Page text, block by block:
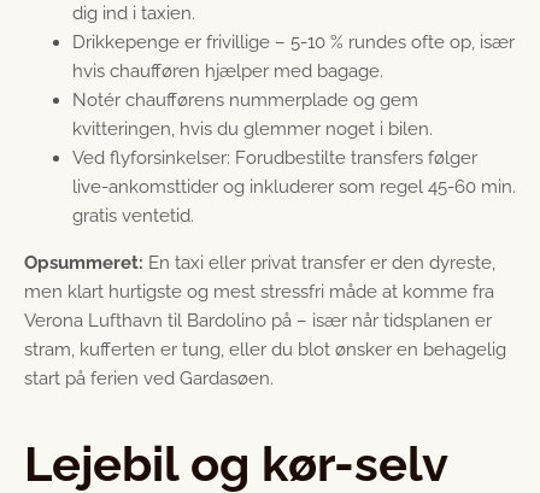
dig ind i taxien.
Drikkepenge er frivillige – 5-10 % rundes ofte op, især
hvis chaufføren hjælper med bagage.
Notér chaufførens nummerplade og gem
kvitteringen, hvis du glemmer noget i bilen.
Ved flyforsinkelser: Forudbestilte transfers følger
live-ankomsttider og inkluderer som regel 45-60 min.
gratis ventetid.
Opsummeret: En taxi eller privat transfer er den dyreste,
men klart hurtigste og mest stressfri måde at komme fra
Verona Lufthavn til Bardolino på – især når tidsplanen er
stram, kufferten er tung, eller du blot ønsker en behagelig
start på ferien ved Gardasøen.
Lejebil og kør-selv